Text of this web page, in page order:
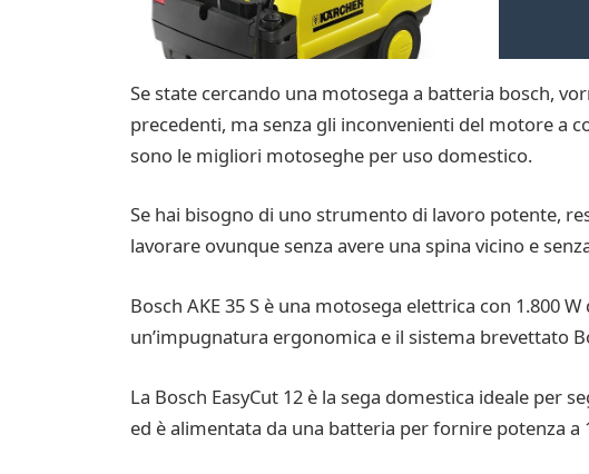
Se state cercando una motosega a batteria bosch,
precedenti, ma senza gli inconvenienti del motore a
sono le migliori motoseghe per uso domestico.
Se hai bisogno di uno strumento di lavoro potente,
lavorare ovunque senza avere una spina vicino e
Bosch AKE 35 S è una motosega elettrica con 1.800
un’impugnatura ergonomica e il sistema brevettato
La Bosch EasyCut 12 è la sega domestica ideale per
ed è alimentata da una batteria per fornire potenza a